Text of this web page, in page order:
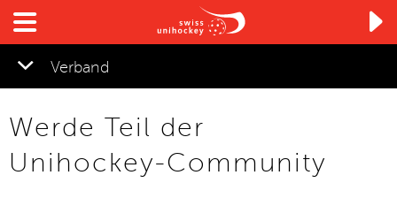

Verband
Werde Teil der
Unihockey-Community